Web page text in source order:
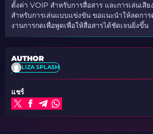
ตั้งค่า VOIP สำหรับการสื่อสาร และการเล่นเสี
สำหรับการเล่นแบบแข่งขัน ขอแนะนำให้ลดการ
งานการกดเพื่อพูดเพื่อให้สื่อสารได้ชัดเจนยิ่งขึ้น​
AUTHOR
LIZA SPLASH
แชร์